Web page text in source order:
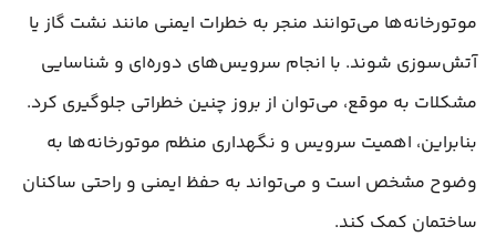
موتورخانه‌ها می‌توانند منجر به خطرات ایمنی مانند نشت گاز یا
آتش‌سوزی شوند. با انجام سرویس‌های دوره‌ای و شناسایی
مشکلات به موقع، می‌توان از بروز چنین خطراتی جلوگیری کرد.
بنابراین، اهمیت سرویس و نگهداری منظم موتورخانه‌ها به
وضوح مشخص است و می‌تواند به حفظ ایمنی و راحتی ساکنان
ساختمان کمک کند.